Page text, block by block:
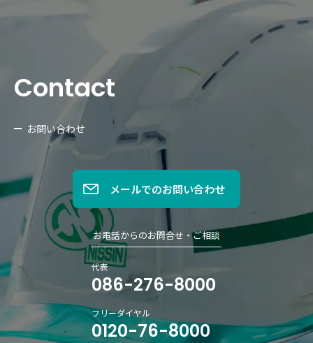
お問い合わせ
Contact
メールでのお問い合わせ
お電話からのお問合せ・ご相談
代表
086-276-8000
フリーダイヤル
0120-76-8000